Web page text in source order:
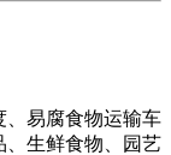
易腐食物运输车
、生鲜食物、园艺